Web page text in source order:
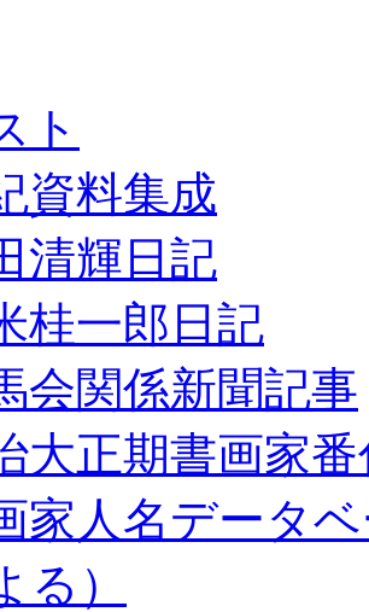
ト
資料集成
清輝日記
桂一郎日記
会関係新聞記事
大正期書画家
家人名データ
る）